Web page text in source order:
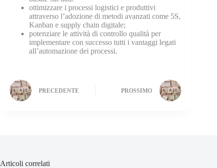
ottimizzare i processi logistici e produttivi
attraverso l’adozione di metodi avanzati come 5S,
Kanban e supply chain digitale;
potenziare le attività di controllo qualità per
implementare con successo tutti i vantaggi legati
all’automazione dei processi.
PRECEDENTE PROSSIMO
Articoli correlati